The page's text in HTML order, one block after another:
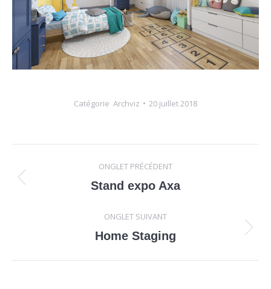
Catégorie Archviz 20 juillet 2018
de
commentaire
ONGLET PRÉCÉDENT
Onglet
Stand expo Axa
ONGLET SUIVANT
Onglet
Home Staging